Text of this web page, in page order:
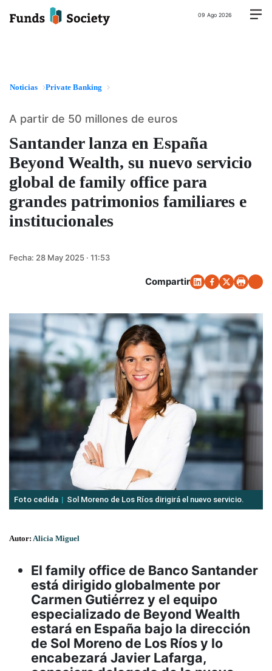
09 Ago 2026
Noticias Private Banking
Santander lanza en España
Beyond Wealth, su nuevo servicio
global de family office para
grandes patrimonios familiares e
institucionales
A partir de 50 millones de euros
Fecha: 28 May 2025 · 11:53
Compartir
Foto cedida Sol Moreno de Los Ríos dirigirá el nuevo servicio.
Autor: Alicia Miguel
El family office de Banco Santander
está dirigido globalmente por
Carmen Gutiérrez y el equipo
especializado de Beyond Wealth
estará en España bajo la dirección
de Sol Moreno de Los Ríos y lo
encabezará Javier Lafarga,